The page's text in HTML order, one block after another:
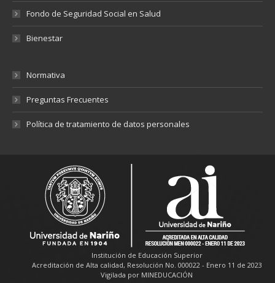
Fondo de Seguridad Social en Salud
Bienestar
Normativa
Preguntas Frecuentes
Política de tratamiento de datos personales
Institución de Educación Superior
Acreditación de Alta calidad, Resolución No. 000022 - Enero 11 de 2023
Vigilada por MINEDUCACIÓN